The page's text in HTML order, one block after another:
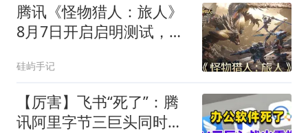
腾讯《怪物猎人：旅人》
8月7日开启启明测试，仅
硅屿手记
【厉害】飞书“死了”：腾
讯阿里字节三巨头同时掀